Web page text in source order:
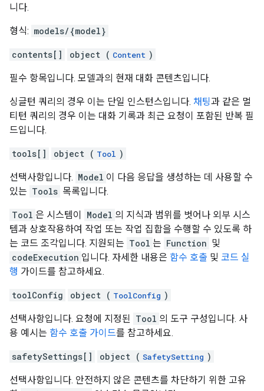
니다.
형식: models/{model}
contents[] object ( Content )
필수 항목입니다. 모델과의 현재 대화 콘텐츠입니다.
싱글턴 쿼리의 경우 이는 단일 인스턴스입니다. 채팅과 같은 멀
티턴 쿼리의 경우 이는 대화 기록과 최근 요청이 포함된 반복 필
드입니다.
tools[] object ( Tool )
선택사항입니다. Model 이 다음 응답을 생성하는 데 사용할 수
있는 Tools 목록입니다.
Tool 은 시스템이 Model 의 지식과 범위를 벗어나 외부 시스
템과 상호작용하여 작업 또는 작업 집합을 수행할 수 있도록 하
는 코드 조각입니다. 지원되는 Tool 는 Function 및
codeExecution 입니다. 자세한 내용은 함수 호출 및 코드 실
행 가이드를 참고하세요.
toolConfig object ( ToolConfig )
선택사항입니다. 요청에 지정된 Tool 의 도구 구성입니다. 사
용 예시는 함수 호출 가이드를 참고하세요.
safetySettings[] object ( SafetySetting )
선택사항입니다. 안전하지 않은 콘텐츠를 차단하기 위한 고유